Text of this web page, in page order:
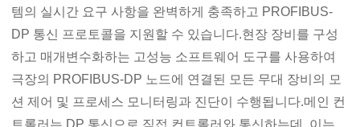
템의 실시간 요구 사항을 완벽하게 충족하고 PROFIBUS-
DP 통신 프로토콜을 지원할 수 있습니다.현장 장비를 구성
하고 매개변수화하는 고성능 소프트웨어 도구를 사용하여
극장의 PROFIBUS-DP 노드에 연결된 모든 무대 장비의 모
션 제어 및 프로세스 모니터링과 진단이 수행됩니다.메인 컨